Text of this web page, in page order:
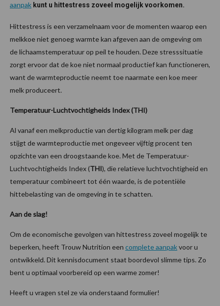
aanpak kunt u hittestress zoveel mogelijk voorkomen.
Hittestress is een verzamelnaam voor de momenten waarop een
melkkoe niet genoeg warmte kan afgeven aan de omgeving om
de lichaamstemperatuur op peil te houden. Deze stresssituatie
zorgt ervoor dat de koe niet normaal productief kan functioneren,
want de warmteproductie neemt toe naarmate een koe meer
melk produceert.
Temperatuur-Luchtvochtigheids Index (THI)
Al vanaf een melkproductie van dertig kilogram melk per dag
stijgt de warmteproductie met ongeveer vijftig procent ten
opzichte van een droogstaande koe. Met de Temperatuur-
Luchtvochtigheids Index (THI), die relatieve luchtvochtigheid en
temperatuur combineert tot één waarde, is de potentiële
hittebelasting van de omgeving in te schatten.
Aan de slag!
Om de economische gevolgen van hittestress zoveel mogelijk te
beperken, heeft Trouw Nutrition een complete aanpakvoor u
ontwikkeld. Dit kennisdocument staat boordevol slimme tips. Zo
bent u optimaal voorbereid op een warme zomer!
Heeft u vragen stel ze via onderstaand formulier!